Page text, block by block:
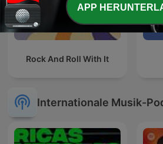
Rock And Roll With It
Internationale Musik-
APP